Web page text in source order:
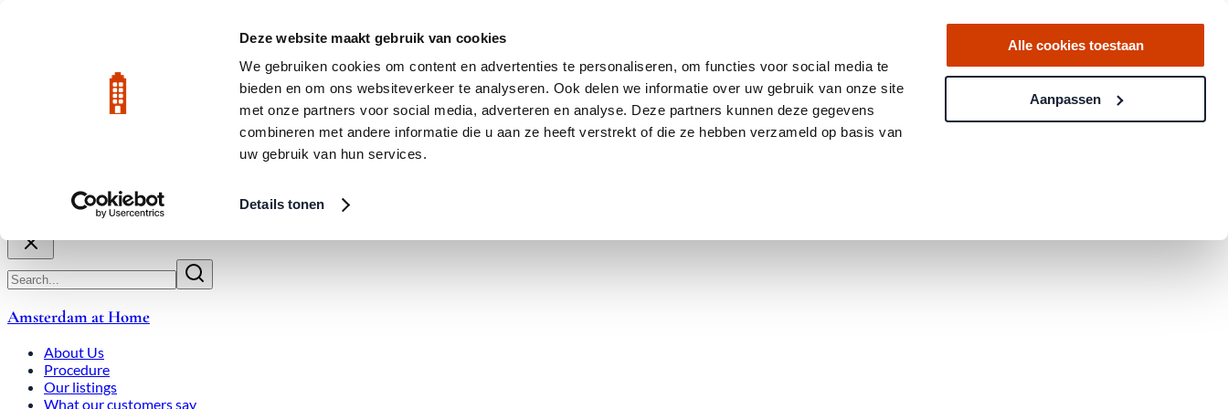
Deze website maakt gebruik van cookies
We gebruiken cookies om content en advertenties te personaliseren, om functies voor social media te
bieden en om ons websiteverkeer te analyseren. Ook delen we informatie over uw gebruik van onze site
met onze partners voor social media, adverteren en analyse. Deze partners kunnen deze gegevens
combineren met andere informatie die u aan ze heeft verstrekt of die ze hebben verzameld op basis van
uw gebruik van hun services.
Details tonen
Alle cookies toestaan
Aanpassen
City Center: Average price per square meter €9,639 in July 2026
Amsterdam at Home
About Us
Procedure
Our listings
What our customers say